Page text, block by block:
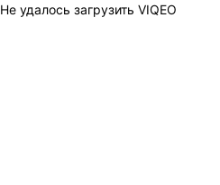
Не удалось загрузить VIQEO